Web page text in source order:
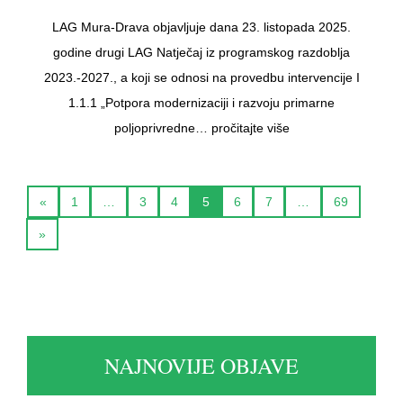
LAG Mura-Drava objavljuje dana 23. listopada 2025.
godine drugi LAG Natječaj iz programskog razdoblja
2023.-2027., a koji se odnosi na provedbu intervencije I
1.1.1 „Potpora modernizaciji i razvoju primarne
poljoprivredne… pročitajte više
« 1 3 4 5 6 7 69
»
NAJNOVIJE OBJAVE